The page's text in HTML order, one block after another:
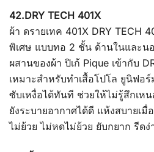
42.DRY TECH 401X
ผ้า ดรายเทค 401X DRY TECH
พิเศษ แบบทอ 2 ชั้น ด้านในและน
ผสานของผ้า ปิเก้ Pique เข้ากับ
เหมาะสำหรับทำเสื้อโปโล ยูนิฟอ
ซับเหงื่อได้ทันที ช่วยให้ไม่รู้สึกเห
ยังระบายอากาศได้ดี แห้งสบายเ
ไม่ย้วย ไม่หดไม่ย้วย ยับกยาก รีดง่